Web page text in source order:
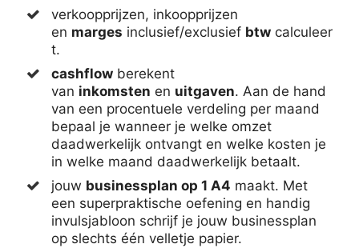
verkoopprijzen, inkoopprijzen
en marges inclusief/exclusief btw calculeer
t.
cashflow berekent
van inkomsten en uitgaven. Aan de hand
van een procentuele verdeling per maand
bepaal je wanneer je welke omzet
daadwerkelijk ontvangt en welke kosten je
in welke maand daadwerkelijk betaalt.
jouw businessplan op 1 A4 maakt. Met
een superpraktische oefening en handig
invulsjabloon schrijf je jouw businessplan
op slechts één velletje papier.